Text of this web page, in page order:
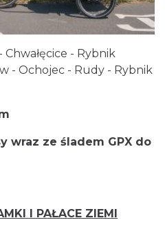
Chwałęcice - Rybnik
- Ochojec - Rudy - Rybnik
wraz ze śladem GPX do
I PAŁACE ZIEMI